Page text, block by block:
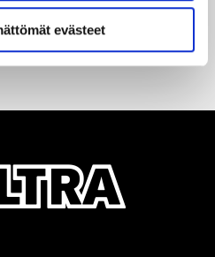
evästeet
Arola JYP-puolustukseen